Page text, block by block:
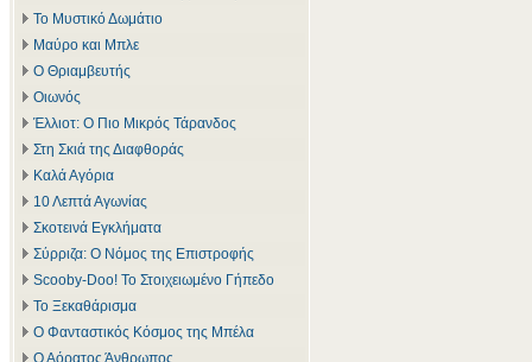
Το Μυστικό Δωμάτιο
Μαύρο και Μπλε
Ο Θριαμβευτής
Οιωνός
Έλλιοτ: Ο Πιο Μικρός Τάρανδος
Στη Σκιά της Διαφθοράς
Καλά Αγόρια
10 Λεπτά Αγωνίας
Σκοτεινά Εγκλήματα
Σύρριζα: Ο Νόμος της Επιστροφής
Scooby-Doo! Το Στοιχειωμένο Γήπεδο
Το Ξεκαθάρισμα
Ο Φανταστικός Κόσμος της Μπέλα
Ο Αόρατος Άνθρωπος